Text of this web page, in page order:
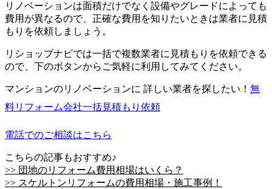
リノベーションは面積だけでなく設備やグレードによっても
費用が異なるので、正確な費用を知りたいときは業者に見積
もりを依頼しましょう。
リショップナビでは一括で複数業者に見積もりを依頼できる
ので、下のボタンからご気軽に利用してみてください。
マンションのリノベーションに 詳しい業者を探したい！ 無
料リフォーム会社一括見積もり依頼
電話でのご相談はこちら
こちらの記事もおすすめ♪
>> 団地のリフォーム費用相場はいくら？
>> スケルトンリフォームの費用相場・施工事例！